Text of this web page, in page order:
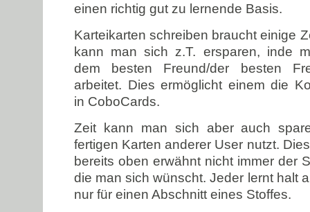
einen richtig gut zu lernende Basis.
Karteikarten schreiben braucht einige
kann man sich z.T. ersparen, inde
dem besten Freund/der besten
arbeitet. Dies ermöglicht einem die
in CoboCards.
Zeit kann man sich aber auch
fertigen Karten anderer User nutzt.
bereits oben erwähnt nicht immer der
die man sich wünscht. Jeder lernt halt
nur für einen Abschnitt eines Stoffes.